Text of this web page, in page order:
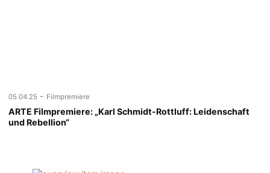
05.04.25 - Filmpremiere
ARTE Filmpremiere: „Karl Schmidt-Rottluff: Leidenschaft
und Rebellion“